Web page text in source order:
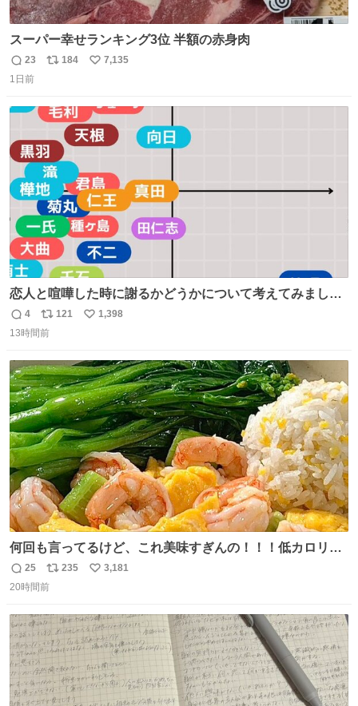
スーパー幸せランキング3位 半額の赤身肉
返
信
23
リ
ト
184
い
数
7,135
1日前
恋人と喧嘩した時に謝るかどうかについて考えてみました
💭 ▶︎自分から謝る or 悪くないなら謝らない ▶︎ねちねちす
る or さっぱりしている 個人的見解です！色々と許してく
返
信
4
リ
ポ
ト
数
121
い
数
1,398
13時間前
何回も言ってるけど、これ美味すぎんの！！！低カロリー
で満足感エグいから一生食べてる😭
返
信
25
リ
ポ
ト
数
235
い
数
3,181
20時間前